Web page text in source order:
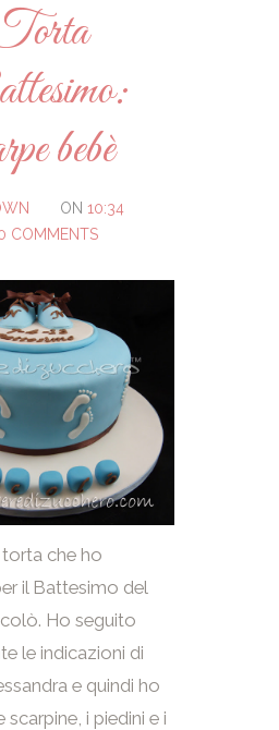
bebè
ON 10:34
COMMENTS
che ho
il Battesimo del
Ho seguito
le indicazioni di
e quindi ho
scarpine, i piedini e i